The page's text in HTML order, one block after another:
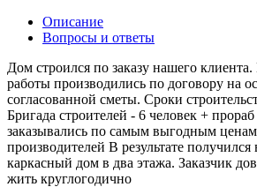
Описание
Вопросы и ответы
Дом строился по заказу нашего
работы производились по договору на
согласованной сметы. Сроки
Бригада строителей - 6 человек +
заказывались по самым выгодным
производителей В результате
каркасный дом в два этажа. Заказчик
жить круглогодично